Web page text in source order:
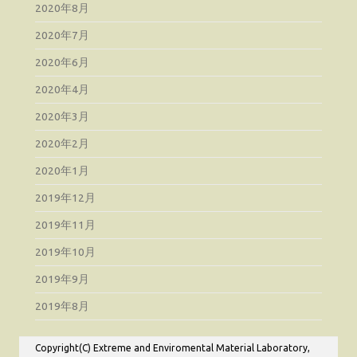
2020年8月
2020年7月
2020年6月
2020年4月
2020年3月
2020年2月
2020年1月
2019年12月
2019年11月
2019年10月
2019年9月
2019年8月
Copyright(C) Extreme and Enviromental Material Laboratory,